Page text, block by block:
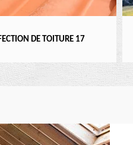
REHAUSSEMENT DE TOITURE 17